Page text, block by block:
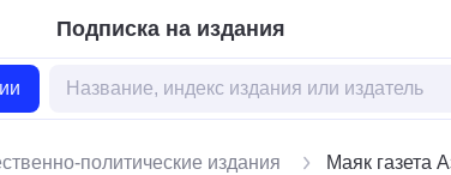
Подписка на издания
политические издания Маяк газета